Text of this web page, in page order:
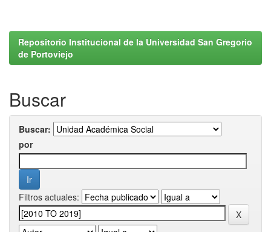
Repositorio Institucional de la Universidad San Gregorio
de Portoviejo
Buscar
Buscar:
por
Filtros actuales: